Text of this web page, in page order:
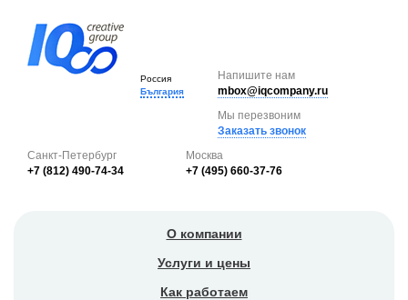
Россия
България
Напишите нам
mbox@iqcompany.ru
Мы перезвоним
Заказать звонок
Санкт-Петербург
+7 (812) 490-74-34
Москва
+7 (495) 660-37-76
О компании
Услуги и цены
Как работаем